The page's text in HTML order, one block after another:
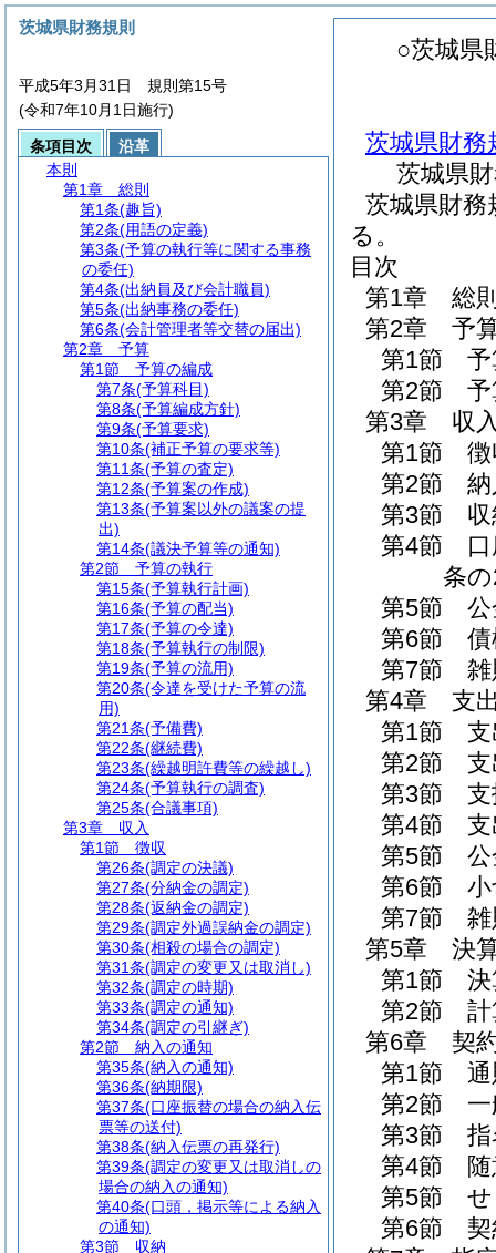
○茨城県
茨城県財務
茨城県
茨城県財務
る。
目次
第1章
総
第2章
予
第1節
第2節
第3章
収
第1節
第2節
第3節
第4節
条
第5節
第6節
第7節
第4章
支
第1節
第2節
第3節
第4節
第5節
第6節
第7節
第5章
決
第1節
第2節
第6章
契
第1節
第2節
第3節
第4節
第5節
第6節
茨城県財務規則
平成5年3月31日 規則第15号
(令和7年10月1日施行)
条項目次
沿革
本則
第1章
総則
第1条(趣旨)
第2条(用語の定義)
第3条(予算の執行等に関する事務
の委任)
第4条(出納員及び会計職員)
第5条(出納事務の委任)
第6条(会計管理者等交替の届出)
第2章
予算
第1節
予算の編成
第7条(予算科目)
第8条(予算編成方針)
第9条(予算要求)
第10条(補正予算の要求等)
第11条(予算の査定)
第12条(予算案の作成)
第13条(予算案以外の議案の提
出)
第14条(議決予算等の通知)
第2節
予算の執行
第15条(予算執行計画)
第16条(予算の配当)
第17条(予算の令達)
第18条(予算執行の制限)
第19条(予算の流用)
第20条(令達を受けた予算の流
用)
第21条(予備費)
第22条(継続費)
第23条(繰越明許費等の繰越し)
第24条(予算執行の調査)
第25条(合議事項)
第3章
収入
第1節
徴収
第26条(調定の決議)
第27条(分納金の調定)
第28条(返納金の調定)
第29条(調定外過誤納金の調定)
第30条(相殺の場合の調定)
第31条(調定の変更又は取消し)
第32条(調定の時期)
第33条(調定の通知)
第34条(調定の引継ぎ)
第2節
納入の通知
第35条(納入の通知)
第36条(納期限)
第37条(口座振替の場合の納入伝
票等の送付)
第38条(納入伝票の再発行)
第39条(調定の変更又は取消しの
場合の納入の通知)
第40条(口頭，掲示等による納入
の通知)
第3節
収納